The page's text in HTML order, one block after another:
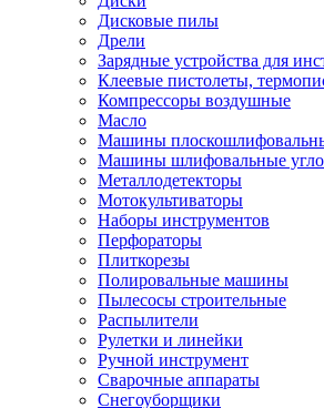
Дисковые пилы
Дрели
Зарядные устройства для
Клеевые пистолеты,
Компрессоры воздушные
Масло
Машины
Машины шлифовальные
Металлодетекторы
Мотокультиваторы
Наборы инструментов
Перфораторы
Плиткорезы
Полировальные машины
Пылесосы строительные
Распылители
Рулетки и линейки
Ручной инструмент
Сварочные аппараты
Снегоуборщики